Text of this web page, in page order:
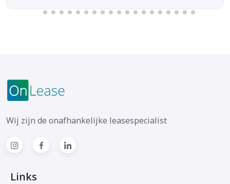
Wij zijn de onafhankelijke leasespecialist
Links